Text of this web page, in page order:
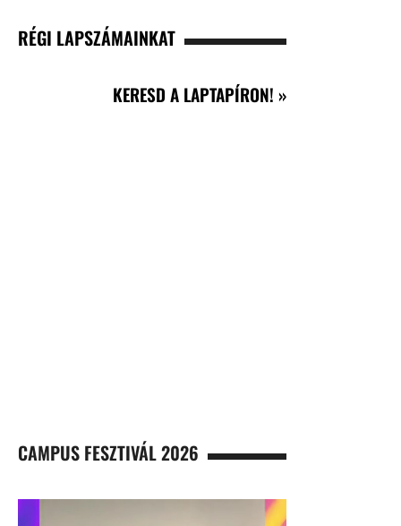
RÉGI LAPSZÁMAINKAT
KERESD A LAPTAPÍRON! »
CAMPUS FESZTIVÁL 2026